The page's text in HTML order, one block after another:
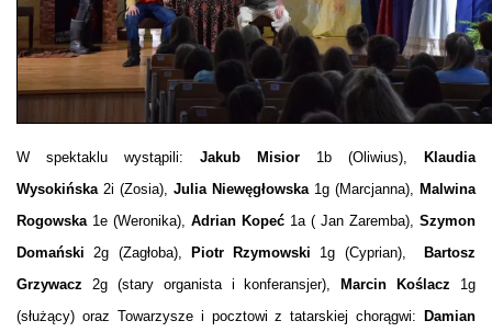
W spektaklu wystąpili: Jakub Misior 1b (Oliwius), Klaudia
Wysokińska 2i (Zosia), Julia Niewęgłowska 1g (Marcjanna), Malwina
Rogowska 1e (Weronika), Adrian Kopeć 1a ( Jan Zaremba), Szymon
Domański 2g (Zagłoba), Piotr Rzymowski 1g (Cyprian), Bartosz
Grzywacz 2g (stary organista i konferansjer),Marcin Koślacz 1g
(służący) oraz Towarzysze i pocztowi z tatarskiej chorągwi: Damian